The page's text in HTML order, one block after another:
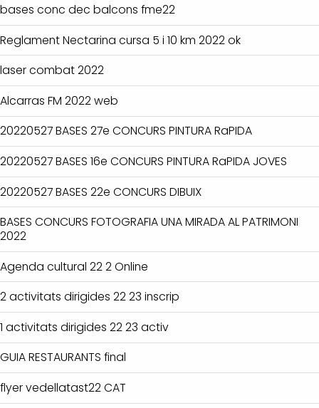
bases conc dec balcons fme22
Reglament Nectarina cursa 5 i 10 km 2022 ok
laser combat 2022
Alcarras FM 2022 web
20220527 BASES 27e CONCURS PINTURA RaPIDA
20220527 BASES 16e CONCURS PINTURA RaPIDA JOVES
20220527 BASES 22e CONCURS DIBUIX
BASES CONCURS FOTOGRAFIA UNA MIRADA AL PATRIMONI
2022
Agenda cultural 22 2 Online
2 activitats dirigides 22 23 inscrip
1 activitats dirigides 22 23 activ
GUIA RESTAURANTS final
flyer vedellatast22 CAT